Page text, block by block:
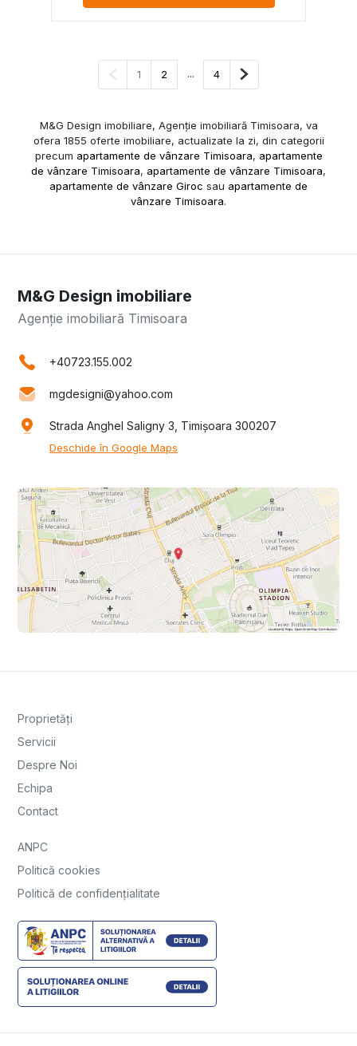
Pagina anterioară
1 2 ... 4 Pagina următoare
M&G Design imobiliare, Agenție imobiliară Timisoara, va
ofera 1855 oferte imobiliare, actualizate la zi, din categorii
precum apartamente de vânzare Timisoara, apartamente
de vânzare Timisoara, apartamente de vânzare Timisoara,
apartamente de vânzare Giroc sau apartamente de
vânzare Timisoara.
M&G Design imobiliare
Agenție imobiliară Timisoara
+40723.155.002
mgdesigni@yahoo.com
Strada Anghel Saligny 3, Timișoara 300207
Deschide în Google Maps
Proprietăți
Servicii
Despre Noi
Echipa
Contact
ANPC
Politică cookies
Politică de confidențialitate